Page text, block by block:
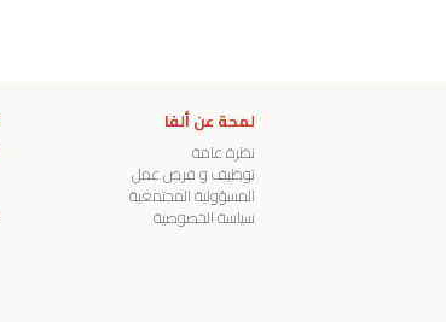
لمحة عن ألفا
نظرة عامة
توظيف و فرص عمل
المسؤولية المجتمعية
سياسة الخصوصية